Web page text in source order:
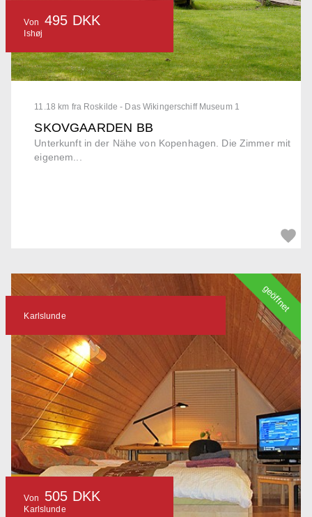
11.18 km fra Roskilde - Das Wikingerschiff Museum 1
SKOVGAARDEN BB
Unterkunft in der Nähe von Kopenhagen. Die Zimmer mit
eigenem...
Von 495 DKK
Ishøj
Karlslunde
Von 505 DKK
Karlslunde
geöffnet